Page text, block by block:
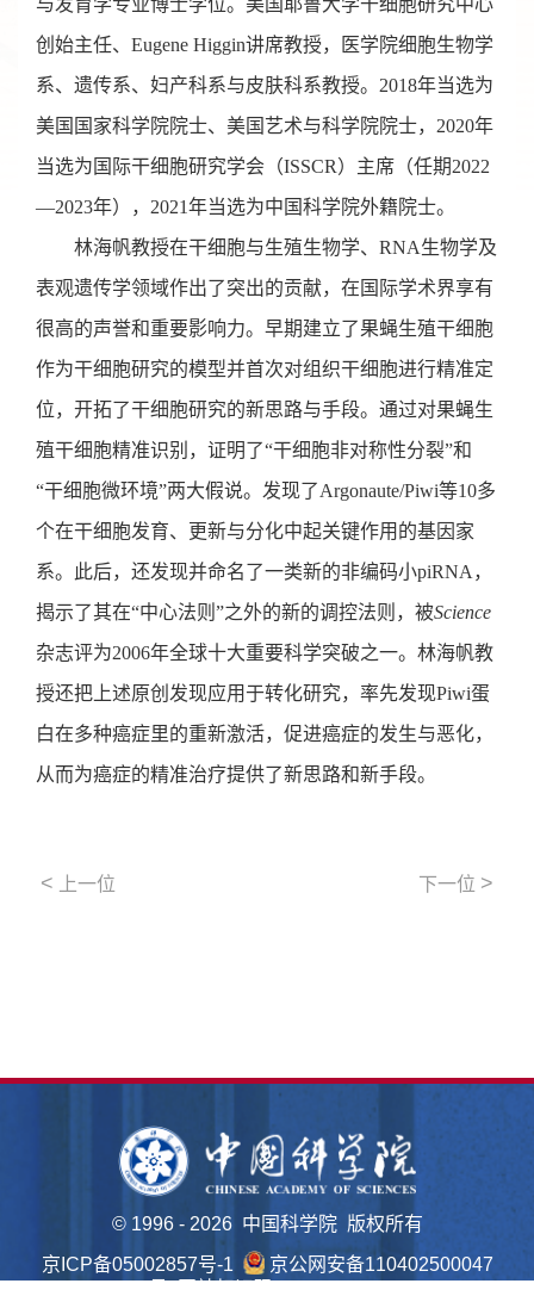
与发育学专业博士学位。美国耶鲁大学干细胞研究中心
创始主任、Eugene Higgin讲席教授，医学院细胞生物学
系、遗传系、妇产科系与皮肤科系教授。2018年当选为
美国国家科学院院士、美国艺术与科学院院士，2020年
当选为国际干细胞研究学会（ISSCR）主席（任期2022
—2023年），2021年当选为中国科学院外籍院士。
林海帆教授在干细胞与生殖生物学、RNA生物学及
表观遗传学领域作出了突出的贡献，在国际学术界享有
很高的声誉和重要影响力。早期建立了果蝇生殖干细胞
作为干细胞研究的模型并首次对组织干细胞进行精准定
位，开拓了干细胞研究的新思路与手段。通过对果蝇生
殖干细胞精准识别，证明了“干细胞非对称性分裂”和
“干细胞微环境”两大假说。发现了Argonaute/Piwi等10多
个在干细胞发育、更新与分化中起关键作用的基因家
系。此后，还发现并命名了一类新的非编码小piRNA，
揭示了其在“中心法则”之外的新的调控法则，被Science
杂志评为2006年全球十大重要科学突破之一。林海帆教
授还把上述原创发现应用于转化研究，率先发现Piwi蛋
白在多种癌症里的重新激活，促进癌症的发生与恶化，
从而为癌症的精准治疗提供了新思路和新手段。
< 上一位 下一位 >
© 1996 - 2026 中国科学院 版权所有
京ICP备05002857号-1
京公网安备110402500047